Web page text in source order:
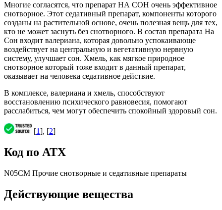
Многие согласятся, что препарат НА СОН очень эффективное
снотворное. Этот седативный препарат, компоненты которого
созданы на растительной основе, очень полезная вещь для тех,
кто не может заснуть без снотворного. В состав препарата На
Сон входит валериана, которая довольно успокаивающе
воздействует на центральную и вегетативную нервную
систему, улучшает сон. Хмель, как мягкое природное
снотворное который тоже входит в данный препарат,
оказывает на человека седативное действие.
В комплексе, валериана и хмель, способствуют
восстановлению психического равновесия, помогают
расслабиться, чем могут обеспечить спокойный здоровый сон.
[1], [2]
Код по АТХ
N05CM Прочие снотворные и седативные препараты
Действующие вещества